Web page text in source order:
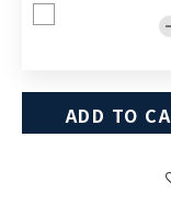
ADD TO